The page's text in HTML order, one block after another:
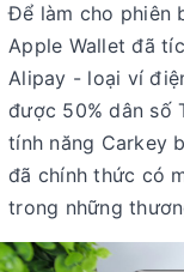
Để làm cho phiên
Apple Wallet đã
Alipay - loại ví
được 50% dân số
tính năng Carkey
đã chính thức có
trong những